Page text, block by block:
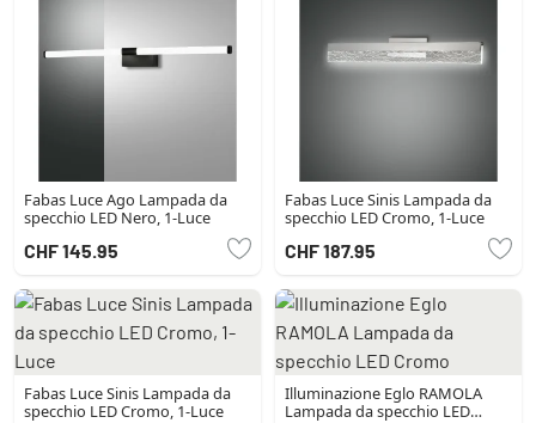
Fabas Luce Ago Lampada da
specchio LED Nero, 1-Luce
CHF 145.95
Fabas Luce Sinis Lampada da
specchio LED Cromo, 1-Luce
CHF 187.95
Fabas Luce Sinis Lampada da
specchio LED Cromo, 1-Luce
Illuminazione Eglo RAMOLA
Lampada da specchio LED